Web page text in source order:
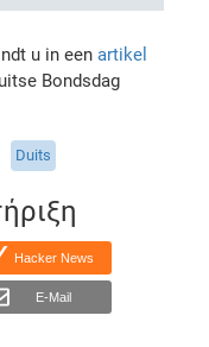
u in eenartikel
Bondsdag
Duits
Hacker News
E-Mail